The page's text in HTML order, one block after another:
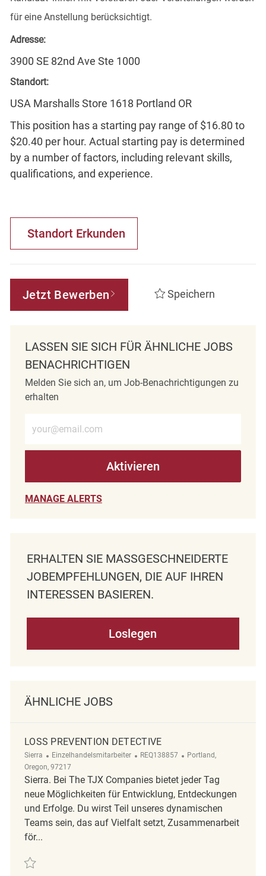
für eine Anstellung berücksichtigt.
Adresse:
3900 SE 82nd Ave Ste 1000
Standort:
USA Marshalls Store 1618 Portland OR
This position has a starting pay range of $16.80 to
$20.40 per hour. Actual starting pay is determined
by a number of factors, including relevant skills,
qualifications, and experience.
Standort Erkunden
Jetzt Bewerben Speichern
LASSEN SIE SICH FÜR ÄHNLICHE JOBS
BENACHRICHTIGEN
Melden Sie sich an, um Job-Benachrichtigungen zu
erhalten
Aktivieren
MANAGE ALERTS
ERHALTEN SIE MASSGESCHNEIDERTE J
OBEMPFEHLUNGEN, DIE AUF IHREN I
NTERESSEN BASIEREN.
Loslegen
ÄHNLICHE JOBS
LOSS PREVENTION DETECTIVE
Sierra Kategorie
Einzelhandelsmitarbeiter ReqId
REQ138857 Ort
Portland,
Oregon, 97217
Sierra. Bei The TJX Companies bietet jeder Tag
neue Möglichkeiten für Entwicklung, Entdeckungen
und Erfolge. Du wirst Teil unseres dynamischen
Teams sein, das auf Vielfalt setzt, Zusammenarbeit
för...
Retten Loss Prevention Detective REQ138857